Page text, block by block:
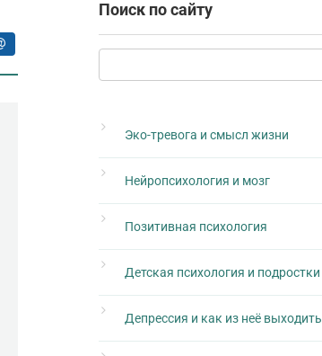
Поиск по сайту
Эко-тревога и смысл жизни
Нейропсихология и мозг
Позитивная психология
Детская психология и подростки
Депрессия и как из неё выходить